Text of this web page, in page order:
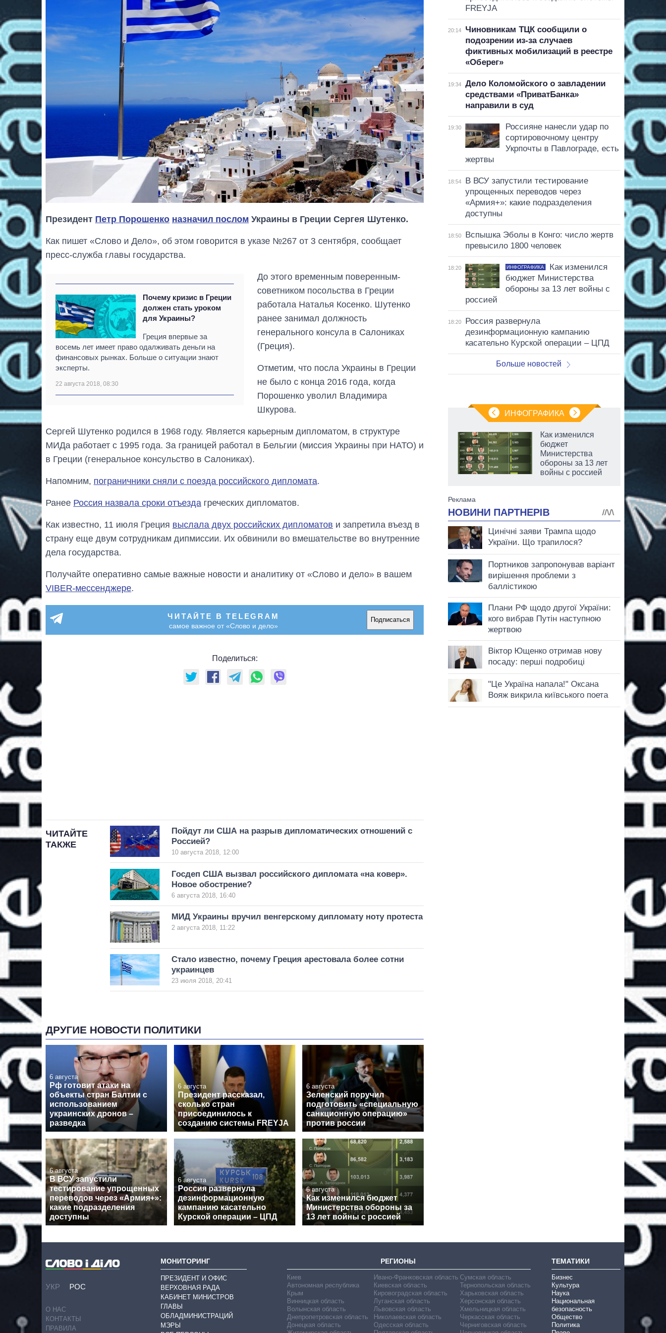
Президент Петр Порошенко назначил послом Украины в Греции Сергея Шутенко.
Как пишет «Слово и Дело», об этом говорится в указе №267 от 3 сентября, сообщает
пресс-служба главы государства.
Почему кризис в Греции
должен стать уроком
для Украины?
Греция впервые за
восемь лет имеет право одалживать деньги на
финансовых рынках. Больше о ситуации знают
эксперты.
22 августа 2018, 08:30
До этого временным поверенным-
советником посольства в Греции
работала Наталья Косенко. Шутенко
ранее занимал должность
генерального консула в Салониках
(Греция).
Отметим, что посла Украины в Греции
не было с конца 2016 года, когда
Порошенко уволил Владимира
Шкурова.
Сергей Шутенко родился в 1968 году. Является карьерным дипломатом, в структуре
МИДа работает с 1995 года. За границей работал в Бельгии (миссия Украины при НАТО) и
в Греции (генеральное консульство в Салониках).
Напомним, пограничники сняли с поезда российского дипломата.
Ранее Россия назвала сроки отъезда греческих дипломатов.
Как известно, 11 июля Греция выслала двух российских дипломатов и запретила въезд в
страну еще двум сотрудникам дипмиссии. Их обвинили во вмешательстве во внутренние
дела государства.
Получайте оперативно самые важные новости и аналитику от «Слово и дело» в вашем
VIBER-мессенджере.
ЧИТАЙТЕ В TELEGRAM
самое важное от «Слово и дело»
Подписаться
Поделиться:
ЧИТАЙТЕ
ТАКЖЕ
Пойдут ли США на разрыв дипломатических отношений с
Россией?
10 августа 2018, 12:00
Госдеп США вызвал российского дипломата «на ковер».
Новое обострение?
6 августа 2018, 16:40
МИД Украины вручил венгерскому дипломату ноту протеста
2 августа 2018, 11:22
Стало известно, почему Греция арестовала более сотни
украинцев
23 июля 2018, 20:41
ДРУГИЕ НОВОСТИ ПОЛИТИКИ
6 августа
Рф готовит атаки на
объекты стран Балтии с
использованием
украинских дронов –
разведка
6 августа
Президент рассказал,
сколько стран
присоединилось к
созданию системы FREYJA
6 августа
Зеленский поручил
подготовить «специальную
санкционную операцию»
против россии
6 августа
В ВСУ запустили
тестирование упрощенных
переводов через «Армия+»:
какие подразделения
доступны
6 августа
Россия развернула
дезинформационную
кампанию касательно
Курской операции – ЦПД
6 августа
Как изменился бюджет
Министерства обороны за
13 лет войны с россией
FREYJA
20:14
Чиновникам ТЦК сообщили о
подозрении из-за случаев
фиктивных мобилизаций в реестре
«Оберег»
19:34
Дело Коломойского о завладении
средствами «ПриватБанка»
направили в суд
19:30
Россияне нанесли удар по
сортировочному центру
Укрпочты в Павлограде, есть
жертвы
18:54
В ВСУ запустили тестирование
упрощенных переводов через
«Армия+»: какие подразделения
доступны
18:50
Вспышка Эболы в Конго: число жертв
превысило 1800 человек
18:20 ИНФОГРАФИКА
Как изменился
бюджет Министерства
обороны за 13 лет войны с
россией
18:20
Россия развернула
дезинформационную кампанию
касательно Курской операции – ЦПД
Больше новостей
ИНФОГРАФИКА
Сколько
картофеля
Как изменился
бюджет
Министерства
обороны за 13 лет
войны с россией
УКР РОС
О НАС
КОНТАКТЫ
ПРАВИЛА
МОНИТОРИНГ
ПРЕЗИДЕНТ И ОФИС
ВЕРХОВНАЯ РАДА
КАБИНЕТ МИНИСТРОВ
ГЛАВЫ
ОБЛАДМИНИСТРАЦИЙ
МЭРЫ
РЕГИОНЫ
Киев
Автономная республика
Крым
Винницкая область
Волынская область
Днепропетровская область
Донецкая область
Ивано-Франковская область
Киевская область
Кировоградская область
Луганская область
Львовская область
Николаевская область
Одесская область
Сумская область
Тернопольская область
Харьковская область
Херсонская область
Хмельницкая область
Черкасская область
Черниговская область
ТЕМАТИКИ
Бизнес
Культура
Наука
Национальная
безопасность
Общество
Политика